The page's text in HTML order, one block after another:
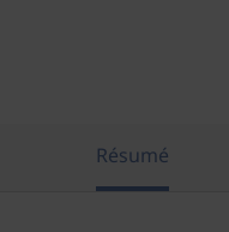
Résumé